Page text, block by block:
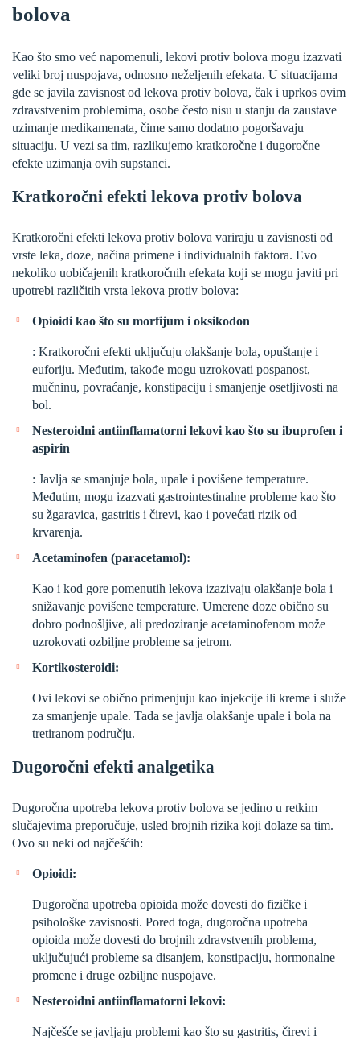
bolova
Kao što smo već napomenuli, lekovi protiv bolova mogu izazvati
veliki broj nuspojava, odnosno neželjenih efekata. U situacijama
gde se javila zavisnost od lekova protiv bolova, čak i uprkos ovim
zdravstvenim problemima, osobe često nisu u stanju da zaustave
uzimanje medikamenata, čime samo dodatno pogoršavaju
situaciju. U vezi sa tim, razlikujemo kratkoročne i dugoročne
efekte uzimanja ovih supstanci.
Kratkoročni efekti lekova protiv bolova
Kratkoročni efekti lekova protiv bolova variraju u zavisnosti od
vrste leka, doze, načina primene i individualnih faktora. Evo
nekoliko uobičajenih kratkoročnih efekata koji se mogu javiti pri
upotrebi različitih vrsta lekova protiv bolova:
Opioidi kao što su morfijum i oksikodon
: Kratkoročni efekti uključuju olakšanje bola, opuštanje i
euforiju. Međutim, takođe mogu uzrokovati pospanost,
mučninu, povraćanje, konstipaciju i smanjenje osetljivosti na
bol.
Nesteroidni antiinflamatorni lekovi kao što su ibuprofen i
aspirin
: Javlja se smanjuje bola, upale i povišene temperature.
Međutim, mogu izazvati gastrointestinalne probleme kao što
su žgaravica, gastritis i čirevi, kao i povećati rizik od
krvarenja.
Acetaminofen (paracetamol):
Kao i kod gore pomenutih lekova izazivaju olakšanje bola i
snižavanje povišene temperature. Umerene doze obično su
dobro podnošljive, ali predoziranje acetaminofenom može
uzrokovati ozbiljne probleme sa jetrom.
Kortikosteroidi:
Ovi lekovi se obično primenjuju kao injekcije ili kreme i služe
za smanjenje upale. Tada se javlja olakšanje upale i bola na
tretiranom području.
Dugoročni efekti analgetika
Dugoročna upotreba lekova protiv bolova se jedino u retkim
slučajevima preporučuje, usled brojnih rizika koji dolaze sa tim.
Ovo su neki od najčešćih:
Opioidi:
Dugoročna upotreba opioida može dovesti do fizičke i
psihološke zavisnosti. Pored toga, dugoročna upotreba
opioida može dovesti do brojnih zdravstvenih problema,
uključujući probleme sa disanjem, konstipaciju, hormonalne
promene i druge ozbiljne nuspojave.
Nesteroidni antiinflamatorni lekovi:
Najčešće se javljaju problemi kao što su gastritis, čirevi i